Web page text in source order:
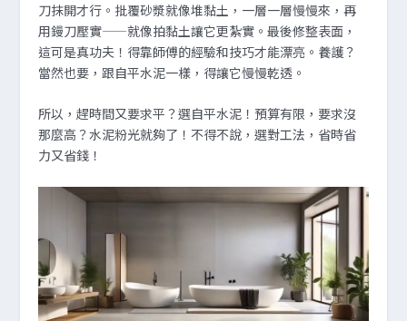
刀抹開才行。批覆砂漿就像堆黏土，一層一層慢慢來，再
用鏝刀壓實——就像拍黏土讓它更紮實。最後修整表面，
這可是真功夫！得靠師傅的經驗和技巧才能漂亮。養護？
當然也要，跟自平水泥一樣，得讓它慢慢乾透。
所以，趕時間又要求平？選自平水泥！預算有限，要求沒
那麼高？水泥粉光就夠了！不得不說，選對工法，省時省
力又省錢！